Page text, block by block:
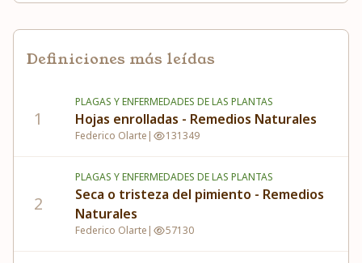
Definiciones más leídas
1
PLAGAS Y ENFERMEDADES DE LAS PLANTAS
Hojas enrolladas - Remedios Naturales
Federico Olarte | 131349
2
PLAGAS Y ENFERMEDADES DE LAS PLANTAS
Seca o tristeza del pimiento - Remedios
Naturales
Federico Olarte | 57130